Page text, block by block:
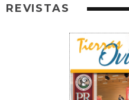
REVISTAS